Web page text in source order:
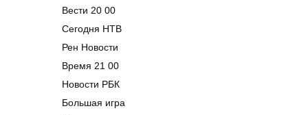
Вести 20 00
Сегодня НТВ
Рен Новости
Время 21 00
Новости РБК
Большая игра